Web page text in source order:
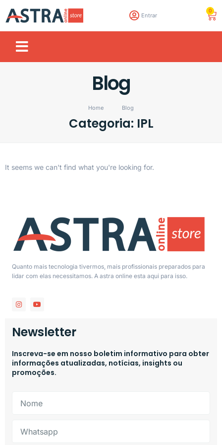
Entrar
0
Blog
Home Blog
Categoria: IPL
It seems we can't find what you're looking for.
Quanto mais tecnologia tivermos, mais profissionais preparados para
lidar com elas necessitamos. A astra online esta aqui para isso.
Newsletter
Inscreva-se em nosso boletim informativo para obter
informações atualizadas, notícias, insights ou
promoções.